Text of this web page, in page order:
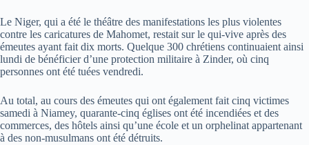
Le Niger, qui a été le théâtre des manifestations les plus violentes
contre les caricatures de Mahomet, restait sur le qui-vive après des
émeutes ayant fait dix morts. Quelque 300 chrétiens continuaient ainsi
lundi de bénéficier d’une protection militaire à Zinder, où cinq
personnes ont été tuées vendredi.
Au total, au cours des émeutes qui ont également fait cinq victimes
samedi à Niamey, quarante-cinq églises ont été incendiées et des
commerces, des hôtels ainsi qu’une école et un orphelinat appartenant
à des non-musulmans ont été détruits.